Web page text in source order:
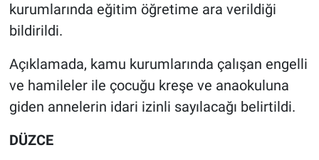
kurumlarında eğitim öğretime ara verildiği
bildirildi.
Açıklamada, kamu kurumlarında çalışan engelli
ve hamileler ile çocuğu kreşe ve anaokuluna
giden annelerin idari izinli sayılacağı belirtildi.
DÜZCE